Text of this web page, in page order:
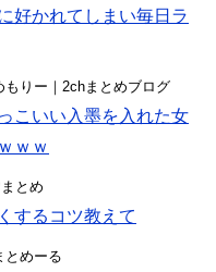
好かれてしまい毎日ラ
もりー｜2chまとめブログ
こいい入墨を入れた女
ｗｗ
とめ
するコツ教えて
とめーる